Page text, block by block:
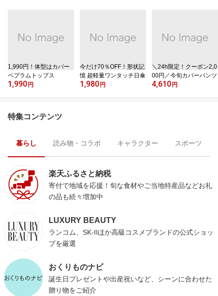
1,990円！体型はカバー
ペプラムトップス
1,990 円
今だけ70％OFF！形状記
憶 超軽量ワンタッチ日傘
1,980 円
＼24h限定！クーポン2,0
00円／今旬カバーパンツ
4,610 円
特集コンテンツ
暮らし 読み物・コラボ キャラクター スポーツ
楽天ふるさと納税
寄付で地域を応援！旬な食材やご当地特産品などお礼
の品も続々増加中
LUXURY BEAUTY
ランコム、SK-IIほか高級コスメブランドの公式ショッ
プを厳選
おくりものナビ
誕生日プレゼントや出産祝いなど、シーンに合わせた
贈り物をご紹介